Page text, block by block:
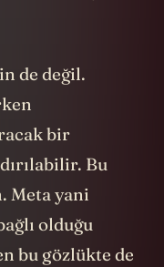
de değil.
bir
Bu
Meta yani
olduğu
bu gözlükte de